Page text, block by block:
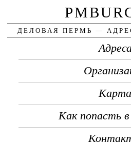
ДЕЛОВАЯ ПЕРМЬ —
Адреса
Карта
Как попасть